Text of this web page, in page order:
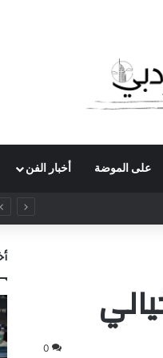
على الموضة أخبار الفن
0